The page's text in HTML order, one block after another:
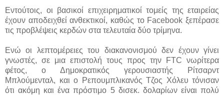
Εντούτοις, οι βασικοί επιχειρηματικοί τομείς της εταιρείας
έχουν αποδειχθεί ανθεκτικοί, καθώς το Facebook ξεπέρασε
τις προβλέψεις κερδών στα τελευταία δύο τρίμηνα.
Ενώ οι λεπτομέρειες του διακανονισμού δεν έχουν γίνει
γνωστές, σε μια επιστολή τους προς την FTC νωρίτερα
φέτος, ο Δημοκρατικός γερουσιαστής Ρίτσαρντ
Μπλούμενταλ, και ο Ρεπουμπλικανός Τζος Χόλευ τόνισαν
ότι ακόμη και ένα πρόστιμο 5 δισεκ. δολαρίων είναι πολύ